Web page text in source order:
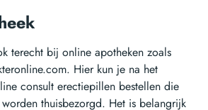
terecht bij online apotheken zoals
Hier kun je na het
consult erectiepillen bestellen die
thuisbezorgd. Het is belangrijk